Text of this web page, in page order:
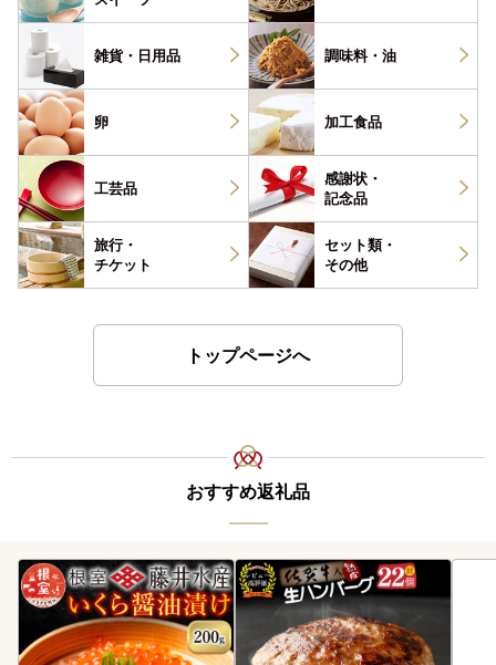
雑貨・ 日用品 調味料・ 油
卵 加工食品
工芸品
感謝状・
記念品
旅行・
チケット
セット類・
その他
トップページへ
おすすめ返礼品